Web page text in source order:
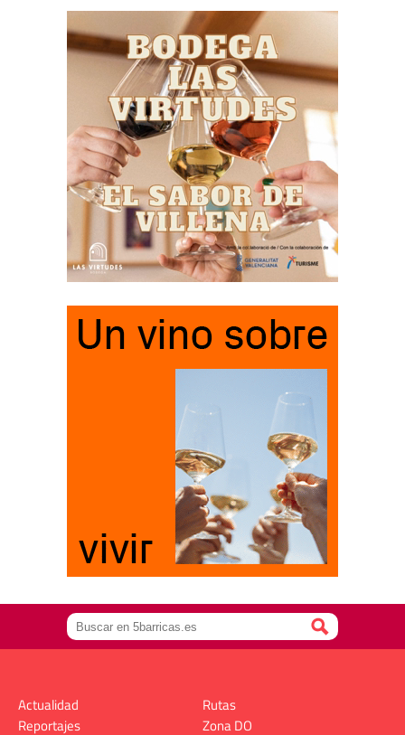
Actualidad
Reportajes
Rutas
Zona DO